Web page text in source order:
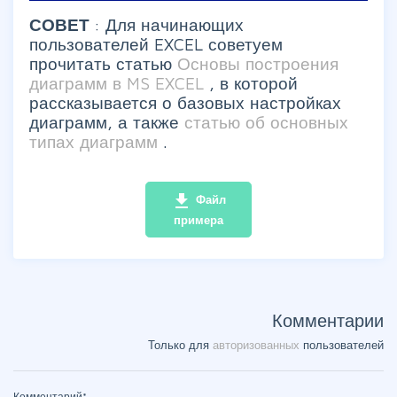
СОВЕТ : Для начинающих
пользователей EXCEL советуем
прочитать статью Основы построения
диаграмм в MS EXCEL , в которой
рассказывается о базовых настройках
диаграмм, а также статью об основных
типах диаграмм .
file_download Файл
примера
Комментарии
Только для авторизованных пользователей